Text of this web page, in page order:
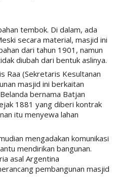
tembok. Di dalam, ada
secara material, masjid ini
dari tahun 1901, namun
diubah dari bentuk aslinya.
Raa (Sekretaris Kesultanan
masjid ini berkaitan
bernama Batjan
1881 yang diberi kontrak
itu menyewa lahan
mengadakan komunikasi
mendirikan bangunan.
asal Argentina
pembangunan masjid